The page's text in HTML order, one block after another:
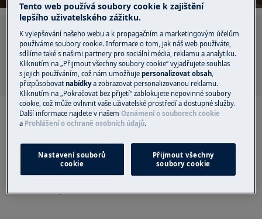
Hledejte v našich podporných článcích
Doporučené články pro
police (chlazení)
Tento web používá soubory cookie k zajištění
lepšího uživatelského zážitku.
K vylepšování našeho webu a k propagačním a marketingovým účelům
používáme soubory cookie. Informace o tom, jak náš web používáte,
sdílíme také s našimi partnery pro sociální média, reklamu a analytiku.
Kliknutím na „Přijmout všechny soubory cookie“ vyjadřujete souhlas
s jejich používáním, což nám umožňujepersonalizovat obsah,
přizpůsobovatnabídkya zobrazovat personalizovanou reklamu.
Kliknutím na „Pokračovat bez přijetí“ zablokujete nepovinné soubory
cookie, což může ovlivnit vaše uživatelské prostředí a dostupné služby.
Další informace najdete v našemOznámení o souborech cookie
a Prohlášení o ochraně osobních údajů.
Nastavení souborů
cookie
Přijmout všechny
soubory cookie